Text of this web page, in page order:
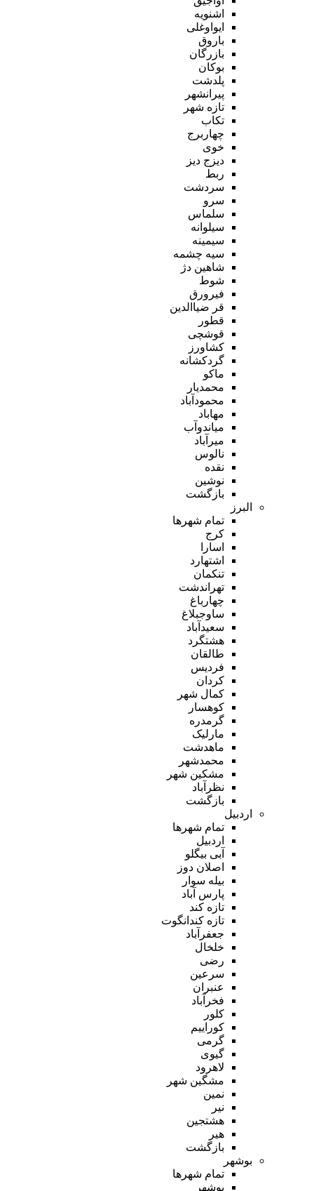
اشنویه
ایواوغلی
باروق
بازرگان
بوکان
پلدشت
پیرانشهر
تازه شهر
تکاب
چهاربرج
خوی
دیزج دیز
ربط
سردشت
سرو
سلماس
سیلوانه
سیمینه
سیه چشمه
شاهین دژ
شوط
فیرورق
قر ضیاالدین
قطور
قوشچی
کشاورز
گردکشانه
ماکو
محمدیار
محمودآباد
مهاباد
میاندوآب
میرآباد
نالوس
نقده
نوشین
بازگشت
البرز
تمام شهر‌ها
کرج
اسارا
اشتهارد
تنکمان
تهراندشت
چهارباغ
ساوجبلاغ
سعیدآباد
هشتگرد
طالقان
فردیس
کردان
کمال شهر
کوهسار
گرمدره
مارلیک
ماهدشت
محمدشهر
مشکین شهر
نظرآباد
بازگشت
اردبیل
تمام شهر‌ها
اردبیل
آبی بیگلو
اصلان دوز
بیله سوار
پارس آباد
تازه کند
تازه کندانگوت
جعفرآباد
خلخال
رضی
سرعین
عنبران
فخرآباد
کلور
کوراییم
گرمی
گیوی
لاهرود
مشگین شهر
نمین
نیر
هشتجین
هیر
بازگشت
بوشهر
تمام شهر‌ها
بوشهر